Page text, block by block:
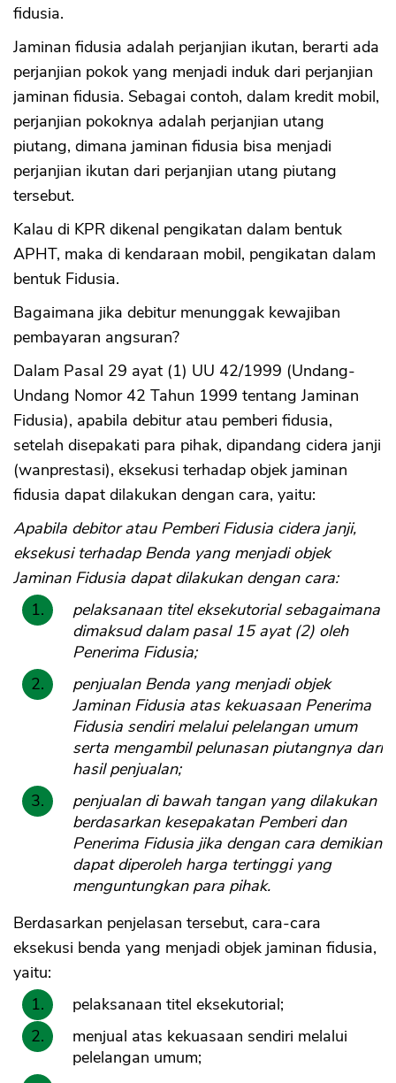
fidusia.
Jaminan fidusia adalah perjanjian ikutan, berarti ada
perjanjian pokok yang menjadi induk dari perjanjian
jaminan fidusia. Sebagai contoh, dalam kredit mobil,
perjanjian pokoknya adalah perjanjian utang
piutang, dimana jaminan fidusia bisa menjadi
perjanjian ikutan dari perjanjian utang piutang
tersebut.
Kalau di KPR dikenal pengikatan dalam bentuk
APHT, maka di kendaraan mobil, pengikatan dalam
bentuk Fidusia.
Bagaimana jika debitur menunggak kewajiban
pembayaran angsuran?
Dalam Pasal 29 ayat (1) UU 42/1999 (Undang-
Undang Nomor 42 Tahun 1999 tentang Jaminan
Fidusia), apabila debitur atau pemberi fidusia,
setelah disepakati para pihak, dipandang cidera janji
(wanprestasi), eksekusi terhadap objek jaminan
fidusia dapat dilakukan dengan cara, yaitu:
Apabila debitor atau Pemberi Fidusia cidera janji,
eksekusi terhadap Benda yang menjadi objek
Jaminan Fidusia dapat dilakukan dengan cara:
pelaksanaan titel eksekutorial sebagaimana
dimaksud dalam pasal 15 ayat (2) oleh
Penerima Fidusia;
penjualan Benda yang menjadi objek
Jaminan Fidusia atas kekuasaan Penerima
Fidusia sendiri melalui pelelangan umum
serta mengambil pelunasan piutangnya dari
hasil penjualan;
penjualan di bawah tangan yang dilakukan
berdasarkan kesepakatan Pemberi dan
Penerima Fidusia jika dengan cara demikian
dapat diperoleh harga tertinggi yang
menguntungkan para pihak.
Berdasarkan penjelasan tersebut, cara-cara
eksekusi benda yang menjadi objek jaminan fidusia,
yaitu:
pelaksanaan titel eksekutorial;
menjual atas kekuasaan sendiri melalui
pelelangan umum;